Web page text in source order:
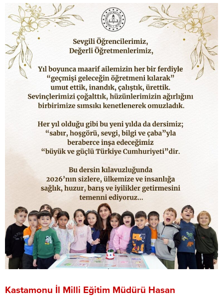
Kastamonu İl Milli Eğitim Müdürü Hasan